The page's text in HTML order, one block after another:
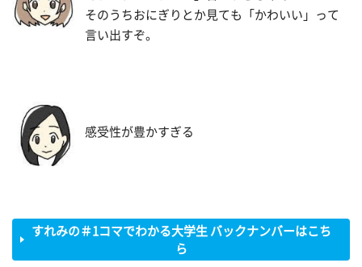
そのうちおにぎりとか見ても「かわいい」って
言い出すぞ。
感受性が豊かすぎる
すれみの＃1コマでわかる大学生 バックナンバーはこち
ら